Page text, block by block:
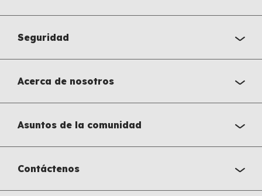
Seguridad
Acerca de nosotros
Asuntos de la comunidad
Contáctenos